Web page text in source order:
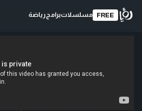
FREE مسلسلاتبرامج رياضة